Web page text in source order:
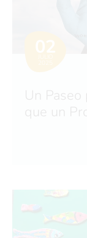
02
Un Paseo
que un